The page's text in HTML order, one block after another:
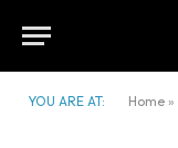
YOU ARE AT: Home »